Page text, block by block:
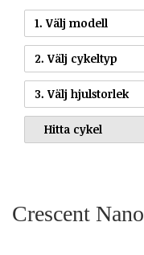
1. Välj modell
2. Välj cykeltyp
3. Välj hjulstorlek
Crescent Nano